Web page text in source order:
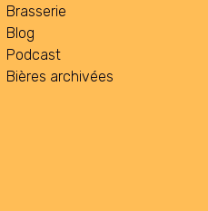
Brasserie
Blog
Podcast
Bières archivées